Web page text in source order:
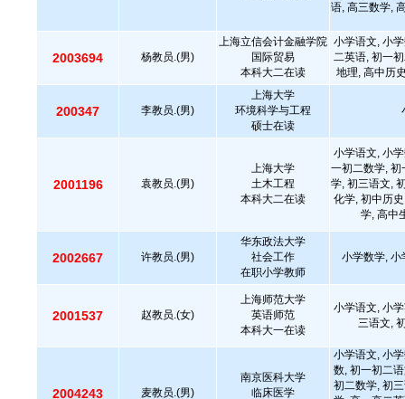
语, 高三数学,
2003694 杨教员.(男)
上海立信会计金融学院
国际贸易
本科大二在读
小学语文, 小
二英语, 初一
地理, 高中历
200347 李教员.(男)
上海大学
环境科学与工程
硕士在读
2001196 袁教员.(男)
上海大学
土木工程
本科大二在读
小学语文, 小
一初二数学, 初
学, 初三语文,
化学, 初中历
学, 高中
2002667 许教员.(男)
华东政法大学
社会工作
在职小学教师
小学数学, 小
2001537 赵教员.(女)
上海师范大学
英语师范
本科大一在读
小学语文, 小
三语文,
2004243 麦教员.(男)
南京医科大学
临床医学
小学语文, 小
数, 初一初二
初二数学, 初